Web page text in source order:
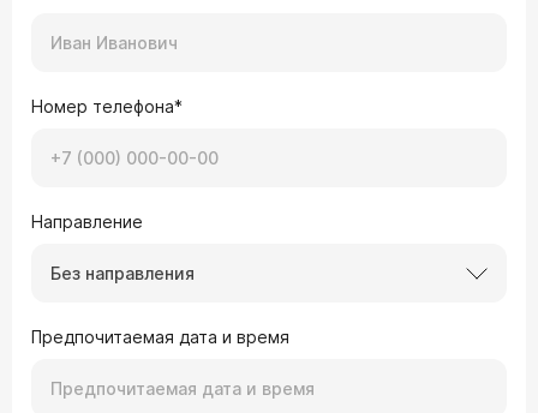
Номер телефона*
Направление
Без направления
Предпочитаемая дата и время